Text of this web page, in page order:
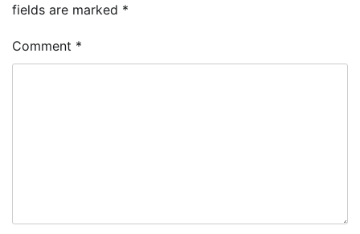
fields are marked *
Comment *